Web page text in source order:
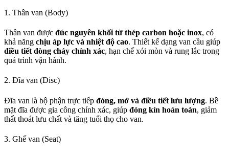
1. Thân van (Body)
Thân van được đúc nguyên khối từ thép carbon hoặc inox, có
khả năng chịu áp lực và nhiệt độ cao. Thiết kế dạng van cầu giúp
điều tiết dòng chảy chính xác, hạn chế xói mòn và rung lắc trong
quá trình vận hành.
2. Đĩa van (Disc)
Đĩa van là bộ phận trực tiếp đóng, mở và điều tiết lưu lượng. Bề
mặt đĩa được gia công chính xác, giúp đóng kín hoàn toàn, giảm
thất thoát lưu chất và tăng tuổi thọ cho van.
3. Ghế van (Seat)